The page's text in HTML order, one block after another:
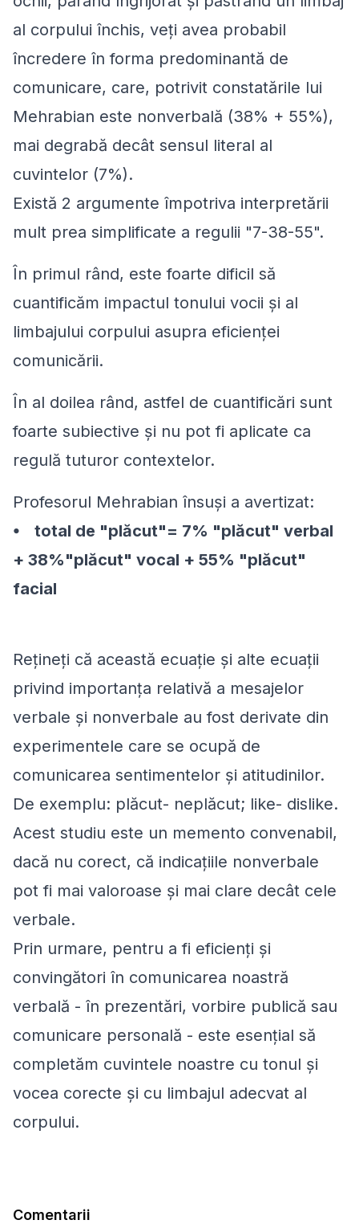
al corpului închis, veți avea probabil
încredere în forma predominantă de
comunicare, care, potrivit constatările lui
Mehrabian este nonverbală (38% + 55%),
mai degrabă decât sensul literal al
cuvintelor (7%).
Există 2 argumente împotriva interpretării
mult prea simplificate a regulii "7-38-55".
În primul rând, este foarte dificil să
cuantificăm impactul tonului vocii și al
limbajului corpului asupra eficienței
comunicării.
În al doilea rând, astfel de cuantificări sunt
foarte subiective și nu pot fi aplicate ca
regulă tuturor contextelor.
Profesorul Mehrabian însuși a avertizat:
⦁ total de "plăcut"= 7% "plăcut" verbal
+ 38%"plăcut" vocal + 55% "plăcut"
facial
Rețineți că această ecuație și alte ecuații
privind importanța relativă a mesajelor
verbale și nonverbale au fost derivate din
experimentele care se ocupă de
comunicarea sentimentelor și atitudinilor.
De exemplu: plăcut- neplăcut; like- dislike.
Acest studiu este un memento convenabil,
dacă nu corect, că indicațiile nonverbale
pot fi mai valoroase și mai clare decât cele
verbale.
Prin urmare, pentru a fi eficienți și
convingători în comunicarea noastră
verbală - în prezentări, vorbire publică sau
comunicare personală - este esențial să
completăm cuvintele noastre cu tonul și
vocea corecte și cu limbajul adecvat al
corpului.
Comentarii